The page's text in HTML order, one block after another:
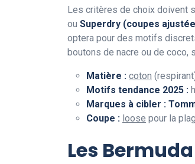
Les critères de choix doivent
ou Superdry (coupes
optera pour des motifs
boutons de nacre ou de coco,
Matière : coton
Motifs tendance 2025 :
Marques à cibler :
Coupe : loose pour la
Les